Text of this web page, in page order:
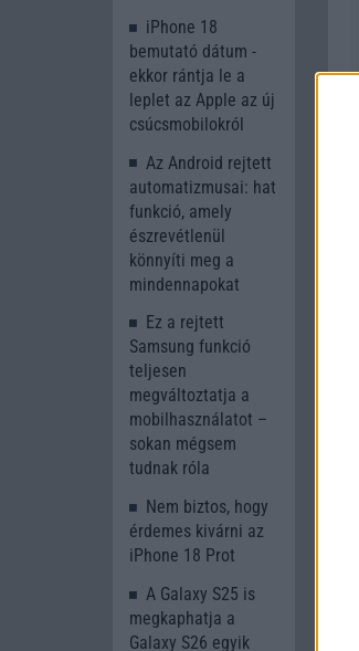
iPhone 18
bemutató dátum -
ekkor rántja le a
leplet az Apple az új
csúcsmobilokról
Az Android rejtett
automatizmusai: hat
funkció, amely
észrevétlenül
könnyíti meg a
mindennapokat
Ez a rejtett
Samsung funkció
teljesen
megváltoztatja a
mobilhasználatot –
sokan mégsem
tudnak róla
Nem biztos, hogy
érdemes kivárni az
iPhone 18 Prot
A Galaxy S25 is
megkaphatja a
Galaxy S26 egyik